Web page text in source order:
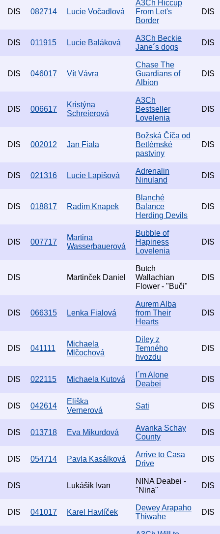
DIS 082714 Lucie Vočadlová
A3Ch Hiccup
From Let's
Border
DIS
DIS 011915 Lucie Baláková
A3Ch Beckie
Jane´s dogs
DIS
DIS 046017 Vít Vávra
Chase The
Guardians of
Albion
DIS
DIS 006617
Kristýna
Schreierová
A3Ch
Bestseller
Lovelenia
DIS
DIS 002012 Jan Fiala
Božská Číča od
Betlémské
pastviny
DIS
DIS 021316 Lucie Lapišová
Adrenalin
Ninuland
DIS
DIS 018817 Radim Knapek
Blanché
Balance
Herding Devils
DIS
DIS 007717
Martina
Wasserbauerová
Bubble of
Hapiness
Lovelenia
DIS
DIS Martinček Daniel
Butch
Wallachian
Flower - "Buči"
DIS
DIS 066315 Lenka Fialová
Aurem Alba
from Their
Hearts
DIS
DIS 041111
Michaela
Mlčochová
Diley z
Temného
hvozdu
DIS
DIS 022115 Michaela Kutová
I´m Alone
Deabei
DIS
DIS 042614
Eliška
Vernerová
Sati DIS
DIS 013718 Eva Mikurdová
Avanka Schay
County
DIS
DIS 054714 Pavla Kasálková
Arrive to Casa
Drive
DIS
DIS Lukášik Ivan
NINA Deabei -
"Nina"
DIS
DIS 041017 Karel Havlíček
Dewey Arapaho
Thiwahe
DIS